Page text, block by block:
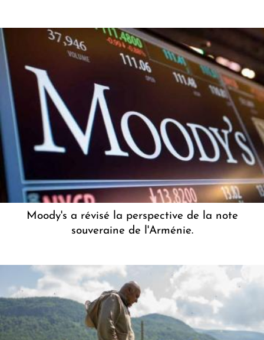
Moody's a révisé la perspective de la note
souveraine de l'Arménie.